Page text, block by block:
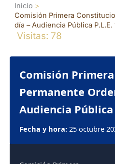
Inicio
Comisión Primera
día – Audiencia Pública P.L.E.
Visitas: 78
Comisión
Permanente
Audiencia Pública
Fecha y hora: 25 octubre